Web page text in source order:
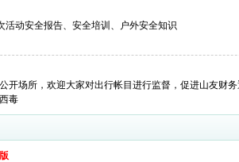
活动安全报告、安全培训、户外安全知识
开场所，欢迎大家对出行帐目进行监督，促进山友财
毒